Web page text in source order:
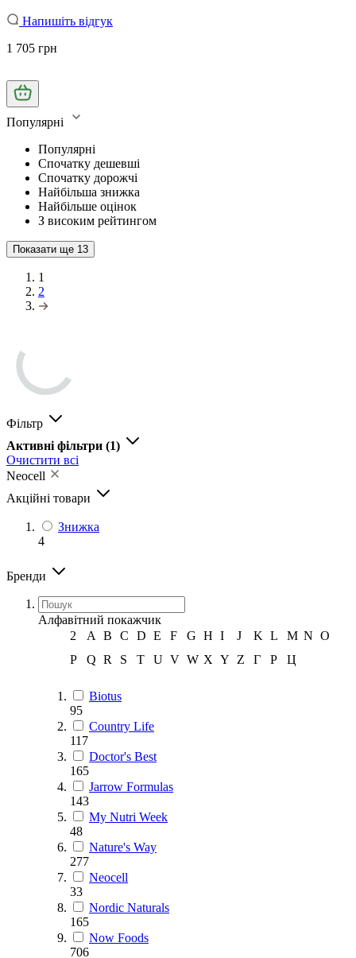
Напишіть відгук
1 705 грн
Популярні
Популярні
Спочатку дешевші
Спочатку дорожчі
Найбільша знижка
Найбільше оцінок
З високим рейтингом
Показати ще 13
1
2
Фільтр
Активні фільтри (1)
Очистити всі
Neocell
Акційні товари
Знижка
4
Бренди
Алфавітний покажчик
2
A B C D E F G H I J K L M N O
P
Q R S T U V W X Y Z Г Р Ц
Biotus
95
Country Life
117
Doctor's Best
165
Jarrow Formulas
143
My Nutri Week
48
Nature's Way
277
Neocell
33
Nordic Naturals
165
Now Foods
706